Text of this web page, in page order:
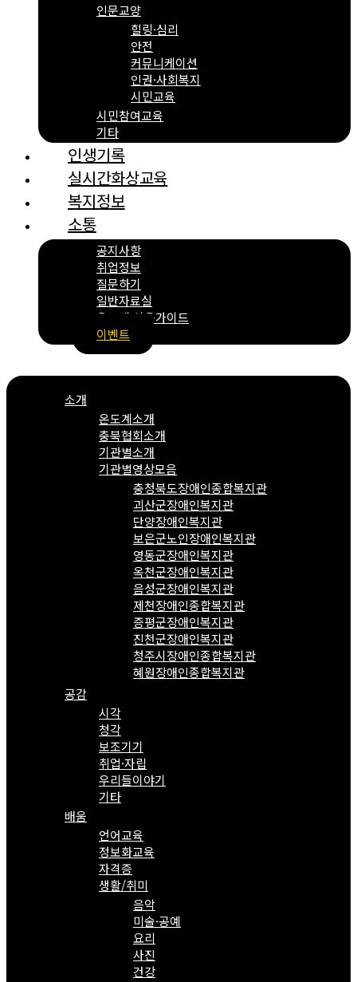
인문교양
힐링·심리
안전
커뮤니케이션
인권·사회복지
시민교육
시민참여교육
기타
인생기록
실시간화상교육
복지정보
소통
공지사항
취업정보
질문하기
일반자료실
온도계 이용가이드
이벤트
소개
온도계소개
충북협회소개
기관별소개
기관별영상모음
충청북도장애인종합복지관
괴산군장애인복지관
단양장애인복지관
보은군노인장애인복지관
영동군장애인복지관
옥천군장애인복지관
음성군장애인복지관
제천장애인종합복지관
증평군장애인복지관
진천군장애인복지관
청주시장애인종합복지관
혜원장애인종합복지관
공감
시각
청각
보조기기
취업·자립
우리들이야기
기타
배움
언어교육
정보화교육
자격증
생활/취미
음악
미술·공예
요리
사진
건강